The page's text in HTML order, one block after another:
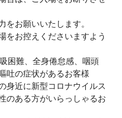
をお願いいたします。
をお控えくださいますよう
困難、全身倦怠感、咽頭
吐の症状があるお客様
身近に新型コロナウイルス
のある方がいらっしゃるお